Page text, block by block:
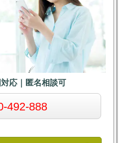
対応｜匿名相談可
492-888